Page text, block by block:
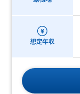
想定年収